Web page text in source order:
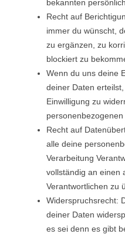
bekannten
Recht auf
immer du wünscht,
zu ergänzen, zu
blockiert zu
Wenn du uns deine
deiner Daten
Einwilligung zu
Recht auf
alle deine
Verarbeitung
vollständig an einen
Verantwortlichen zu
Widerspruchsrecht:
deiner Daten
es sei denn es gibt